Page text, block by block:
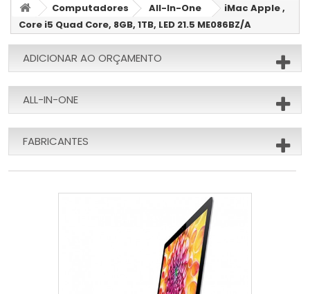
Computadores All-In-One
iMac Apple ,
Core i5 Quad Core, 8GB, 1TB, LED 21.5 ME086BZ/A
ADICIONAR AO ORÇAMENTO
ALL-IN-ONE
FABRICANTES